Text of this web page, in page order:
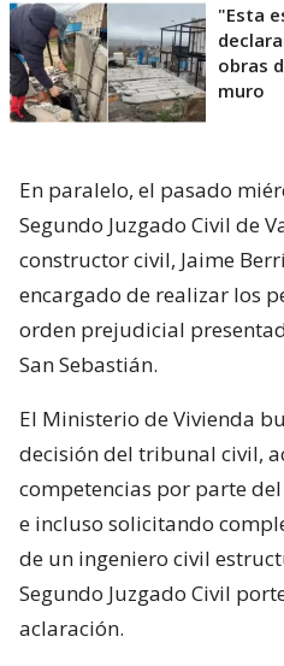
"Esta
obras
muro
En paralelo, el pasado
Segundo Juzgado Civil de
constructor civil, Jaime
encargado de realizar los
orden prejudicial
San Sebastián.
El Ministerio de Vivienda
decisión del tribunal civil,
competencias por parte
e incluso solicitando
de un ingeniero civil
Segundo Juzgado Civil
aclaración.